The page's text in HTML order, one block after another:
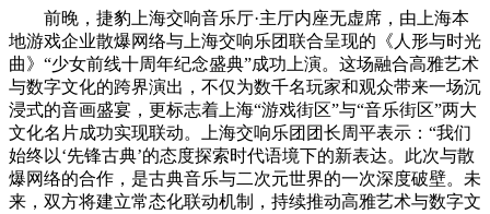
前晚，捷豹上海交响音乐厅·主厅内座无虚席，由上海本
地游戏企业散爆网络与上海交响乐团联合呈现的《人形与时光
曲》“少女前线十周年纪念盛典”成功上演。这场融合高雅艺术
与数字文化的跨界演出，不仅为数千名玩家和观众带来一场沉
浸式的音画盛宴，更标志着上海“游戏街区”与“音乐街区”两大
文化名片成功实现联动。上海交响乐团团长周平表示：“我们
始终以‘先锋古典’的态度探索时代语境下的新表达。此次与散
爆网络的合作，是古典音乐与二次元世界的一次深度破壁。未
来，双方将建立常态化联动机制，持续推动高雅艺术与数字文